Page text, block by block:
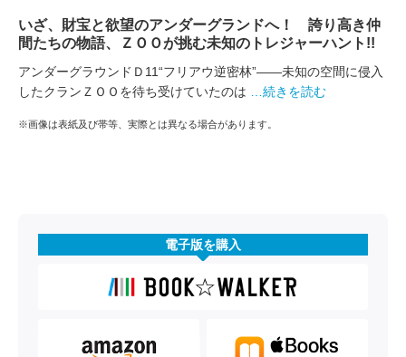
いざ、財宝と欲望のアンダーグランドへ！ 誇り高き仲
間たちの物語、ＺＯＯが挑む未知のトレジャーハント!!
アンダーグラウンドＤ11“フリアウ逆密林”――未知の空間に侵入
したクランＺＯＯを待ち受けていたのは
…続きを読む
※画像は表紙及び帯等、実際とは異なる場合があります。
電子版を購入